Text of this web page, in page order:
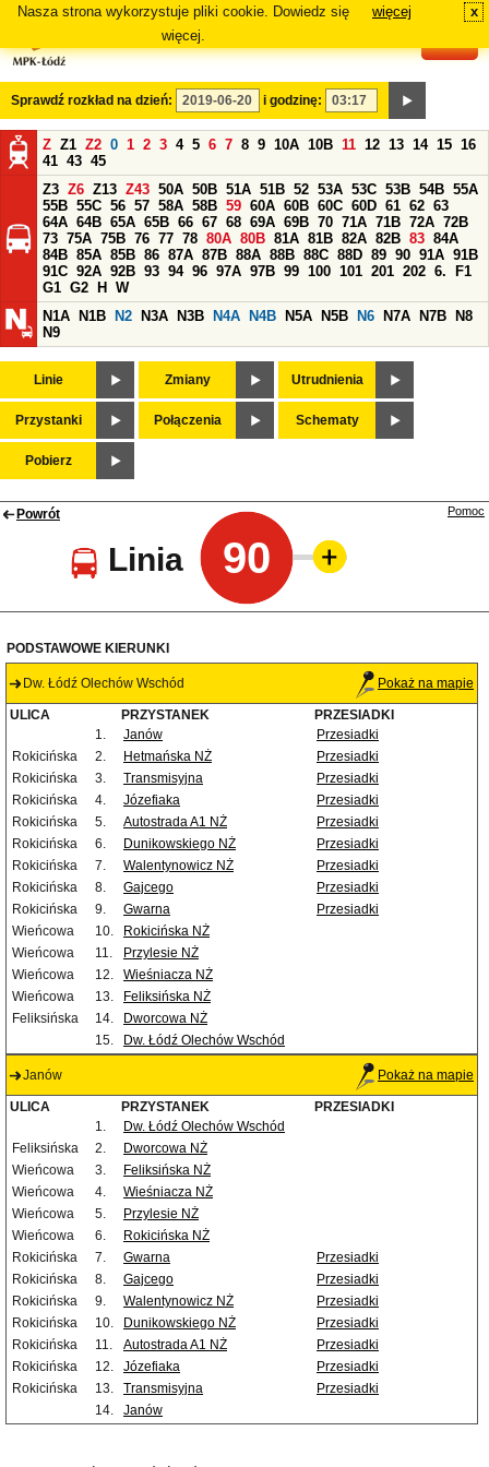
Nasza strona wykorzystuje pliki cookie. Dowiedz się
więcej.
więcej x
Sprawdź rozkład na dzień: i godzinę:
Z Z1 Z2 0 1 2 3 4 5 6 7 8 9 10A 10B 11 12 13 14 15 16
41 43 45
Z3 Z6 Z13 Z43 50A 50B 51A 51B 52 53A 53C 53B 54B 55A
55B 55C 56 57 58A 58B 59 60A 60B 60C 60D 61 62 63
64A 64B 65A 65B 66 67 68 69A 69B 70 71A 71B 72A 72B
73 75A 75B 76 77 78 80A 80B 81A 81B 82A 82B 83 84A
84B 85A 85B 86 87A 87B 88A 88B 88C 88D 89 90 91A 91B
91C 92A 92B 93 94 96 97A 97B 99 100 101 201 202 6.
F1
G1 G2 H
W
N1A
N1B N2 N3A N3B N4A N4B N5A N5B N6 N7A N7B
N8
N9
Linie Zmiany Utrudnienia
Przystanki Połączenia Schematy
Pobierz
Powrót
Linia 90
Pomoc
PODSTAWOWE KIERUNKI
Dw. Łódź Olechów Wschód Pokaż na mapie
ULICA PRZYSTANEK
PRZESIADKI
1.
Janów
Przesiadki
Rokicińska
2. Hetmańska NŻ
Przesiadki
Rokicińska
3. Transmisyjna
Przesiadki
Rokicińska
4. Józefiaka
Przesiadki
Rokicińska
5. Autostrada A1 NŻ
Przesiadki
Rokicińska
6. Dunikowskiego NŻ
Przesiadki
Rokicińska
7. Walentynowicz NŻ
Przesiadki
Rokicińska
8. Gajcego
Przesiadki
Rokicińska
9. Gwarna
Przesiadki
Wieńcowa
10.
Rokicińska NŻ
Wieńcowa
11.
Przylesie NŻ
Wieńcowa
12.
Wieśniacza NŻ
Wieńcowa
13.
Feliksińska NŻ
Feliksińska
14.
Dworcowa NŻ
15.
Dw. Łódź Olechów Wschód
Janów Pokaż na mapie
ULICA PRZYSTANEK
PRZESIADKI
1.
Dw. Łódź Olechów Wschód
Feliksińska
2.
Dworcowa NŻ
Wieńcowa
3.
Feliksińska NŻ
Wieńcowa
4.
Wieśniacza NŻ
Wieńcowa
5.
Przylesie NŻ
Wieńcowa
6.
Rokicińska NŻ
Rokicińska
7. Gwarna
Przesiadki
Rokicińska
8. Gajcego
Przesiadki
Rokicińska
9. Walentynowicz NŻ
Przesiadki
Rokicińska
10. Dunikowskiego NŻ
Przesiadki
Rokicińska
11. Autostrada A1 NŻ
Przesiadki
Rokicińska
12. Józefiaka
Przesiadki
Rokicińska
13. Transmisyjna
Przesiadki
14.
Janów